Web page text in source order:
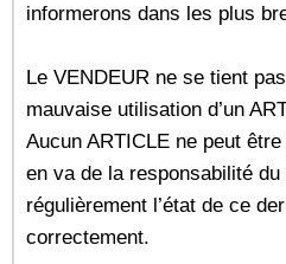
informerons dans les plus
Le VENDEUR ne se tient
mauvaise utilisation d’un
Aucun ARTICLE ne peut
en va de la responsabilité
régulièrement l’état de ce
correctement.